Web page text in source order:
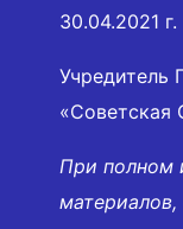
30.04.2021 г.
Учредитель
«Советская
При полном
материалов,